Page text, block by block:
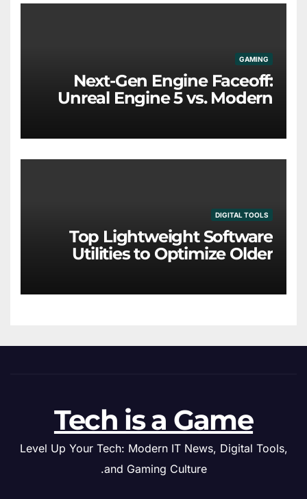
GAMING
Next-Gen Engine Faceoff:
Unreal Engine 5 vs. Modern
DIGITAL TOOLS
Top Lightweight Software
Utilities to Optimize Older
Tech is a Game
Level Up Your Tech: Modern IT News, Digital Tools,
and Gaming Culture.